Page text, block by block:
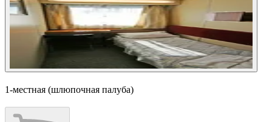
1-местная (шлюпочная палуба)